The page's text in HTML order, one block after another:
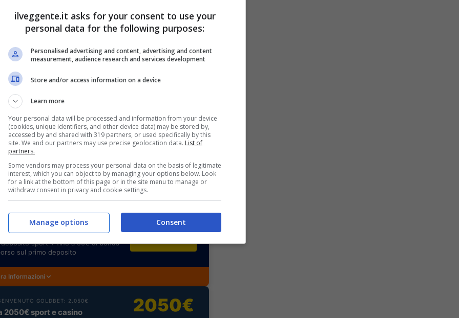
ai suoi follower, forse, e per ricordare loro
la sua idea Beatrice ha decisamente fatto centro:
fatto il pieno di like e di commenti.
Posa in un modo così provocante, d’altronde,
volto sia coperto con un cappello a falda larga,
Bscultoreo, le gambe lunghe e affusolate e il
dei social, in tutta la loro innegabile
al paesaggio marittimo che fa da cornice
di risposte a tema da parte dei fan. Non
ha commentato confessandole di voler essere lì
anche fisicamente.
deposito + fino a 50€ di
sport + fino a 50€ di bonus
sul primo deposito
200€
Informazioni
GOLDBET: 2.050€
2050€ sport e casino 2050€
ilveggente.it asks for your consent to use your
personal data for the following purposes:
Personalised advertising and content, advertising and content
measurement, audience research and services development
Store and/or access information on a device
Learn more
Your personal data will be processed and information from your device
(cookies, unique identifiers, and other device data) may be stored by,
accessed by and shared with 319 partners, or used specifically by this
site. We and our partners may use precise geolocation data. List of
partners.
Some vendors may process your personal data on the basis of legitimate
interest, which you can object to by managing your options below. Look
for a link at the bottom of this page or in the site menu to manage or
withdraw consent in privacy and cookie settings.
Consent
Manage options